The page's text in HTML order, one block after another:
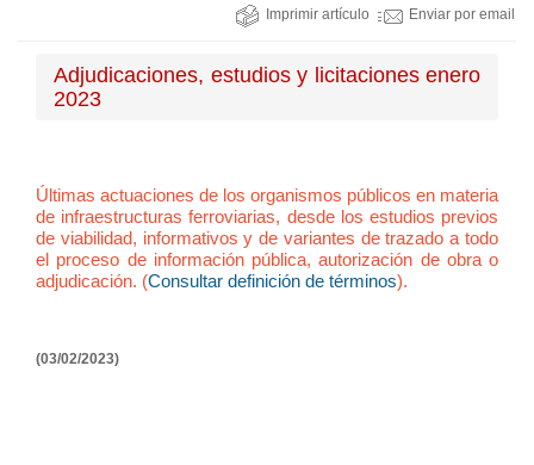
Imprimir artículo Enviar por email
Adjudicaciones, estudios y licitaciones enero
2023
Últimas actuaciones de los organismos públicos en materia
de infraestructuras ferroviarias, desde los estudios previos
de viabilidad, informativos y de variantes de trazado a todo
el proceso de información pública, autorización de obra o
adjudicación. (Consultar definición de términos).
(03/02/2023)